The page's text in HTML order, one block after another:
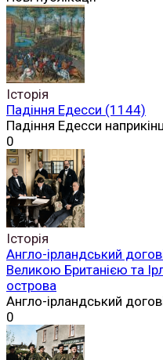
Історія
Падіння Едесси (1144)
Падіння Едесси
0
Історія
Англо-ірландський
Великою Британією та
острова
Англо-ірландський
0